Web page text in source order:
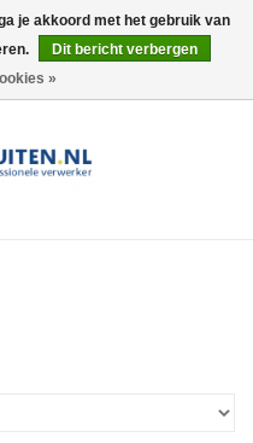
0 Artikelen - €0,00
je akkoord met het gebruik van
Dit bericht verbergen
»